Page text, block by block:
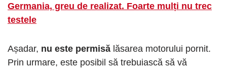
Germania, greu de realizat. Foarte mulți nu trec
testele
Așadar, nu este permisă lăsarea motorului pornit.
Prin urmare, este posibil să trebuiască să vă